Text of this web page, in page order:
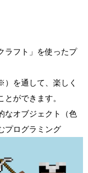
ラフト」を使ったプ
を通して、楽しく
ができます。
なオブジェクト（色
プログラミング